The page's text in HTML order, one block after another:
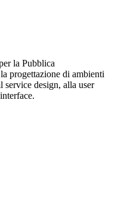
la Pubblica
progettazione di ambienti
design, alla user